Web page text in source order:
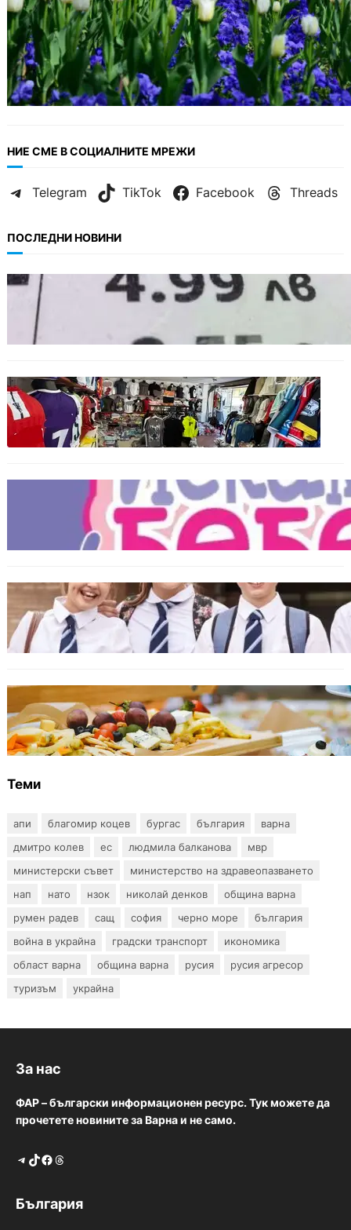
НИЕ СМЕ В СОЦИАЛНИТЕ МРЕЖИ
Telegram TikTok Facebook Threads
ПОСЛЕДНИ НОВИНИ
БЪЛГАРИЯ
Левът изчезва от етикетите: Търговците
БЪЛГАРИЯ
Иззеха фалшиви стоки за близо 650 000
евро при акция във Варна и „Златни
пясъци“
Инвитро подкрепата под въпрос? „Искам
бебе“ се обяви срещу прехвърлянето на
Центъра към НЗОК
ИКОНОМИКА
Колко ще струват училищните униформи
във Варна тази година
От август се променят осигурителните
вноски за седем икономически дейности
Теми
апи благомир коцев бургас българия
варна
дмитро колев
ес людмила балканова
мвр
министерски съвет
министерство на здравеопазването
нап
нато нзок николай денков
община варна
румен радев
сащ софия черно море
българия
война в украйна
градски транспорт
икономика
област варна
община варна русия
русия агресор
туризъм
украйна
За нас
ФАР – български информационен ресурс. Тук можете да
прочетете новините за Варна и не само.
Telegram TikTok Facebook Threads
България